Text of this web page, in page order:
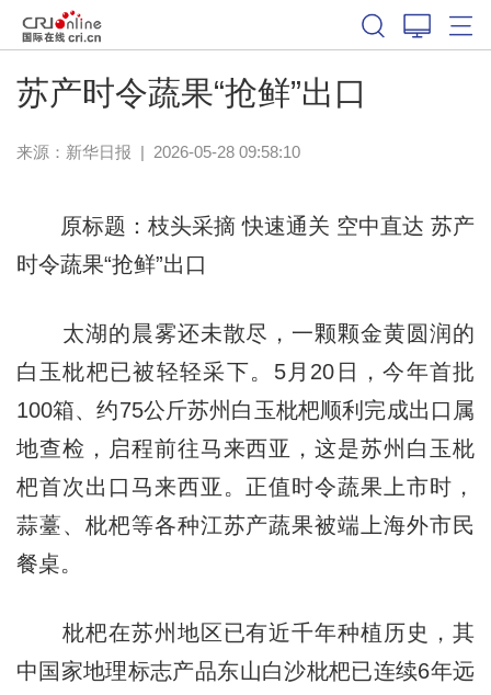
苏产时令蔬果“抢鲜”出口
来源： 新华日报 | 2026-05-28 09:58:10
原标题：枝头采摘 快速通关 空中直达 苏产
时令蔬果“抢鲜”出口
太湖的晨雾还未散尽，一颗颗金黄圆润的
白玉枇杷已被轻轻采下。5月20日，今年首批
100箱、约75公斤苏州白玉枇杷顺利完成出口属
地查检，启程前往马来西亚，这是苏州白玉枇
杷首次出口马来西亚。正值时令蔬果上市时，
蒜薹、枇杷等各种江苏产蔬果被端上海外市民
餐桌。
枇杷在苏州地区已有近千年种植历史，其
中国家地理标志产品东山白沙枇杷已连续6年远